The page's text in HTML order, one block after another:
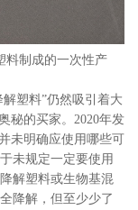
料制成的一次性产
塑料”仍然吸引着大
秘的买家。2020年发
未明确应使用哪些可
未规定一定要使用
解塑料或生物基混
降解，但至少少了